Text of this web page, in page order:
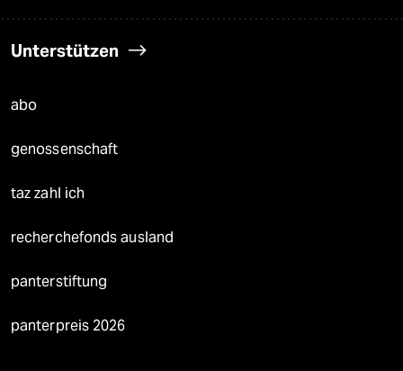
Unterstützen
abo
genossenschaft
taz zahl ich
recherchefonds ausland
panterstiftung
panterpreis 2026